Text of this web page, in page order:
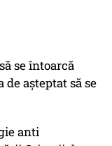
se întoarcă
așteptat să se
anti